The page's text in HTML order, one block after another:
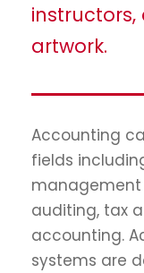
artwork.
Accounting
fields
management
auditing, tax
accounting.
systems are